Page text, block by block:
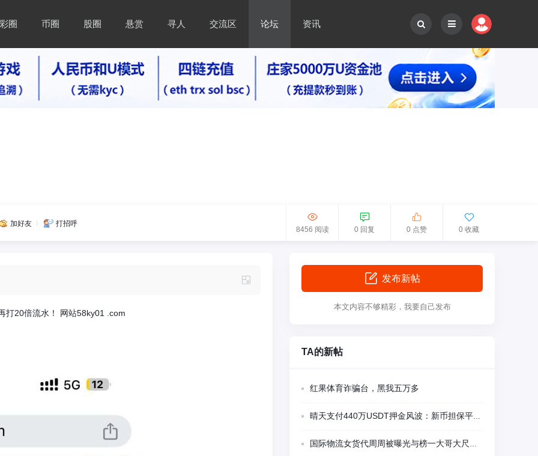
彩圈 币圈 股圈 悬赏 寻人 交流区 论坛 资讯
加好友 打招呼
8456 阅读 0 回复 0 点赞 0 收藏
打20倍流水！ 网站58ky01 .com
发布新帖
本文内容不够精彩，我要自己发布
TA的新帖
红果体育诈骗台，黑我五万多
晴天支付440万USDT押金风波：新币担保平台多项异常被集中质疑
国际物流女货代周周被曝光与榜一大哥大尺度视频聊天